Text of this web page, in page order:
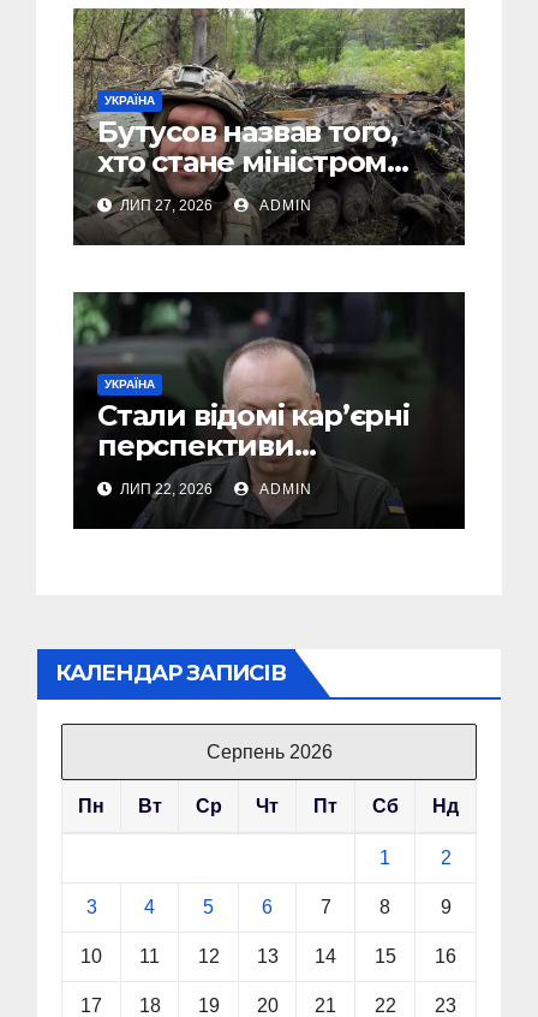
УКРАЇНА
Бутусов назвав того,
хто стане міністром
оборони України, і
пояснив, чому інакше
не може бути
ЛИП 27, 2026 ADMIN
УКРАЇНА
Стали відомі кар’єрні
перспективи
Сирського після
звільнення з посади
Головкому ВСУ
ЛИП 22, 2026 ADMIN
КАЛЕНДАР ЗАПИСІВ
Серпень 2026
Пн Вт Ср Чт Пт Сб Нд
1 2
3 4 5 6 7 8 9
10 11 12 13 14 15 16
17 18 19 20 21 22 23